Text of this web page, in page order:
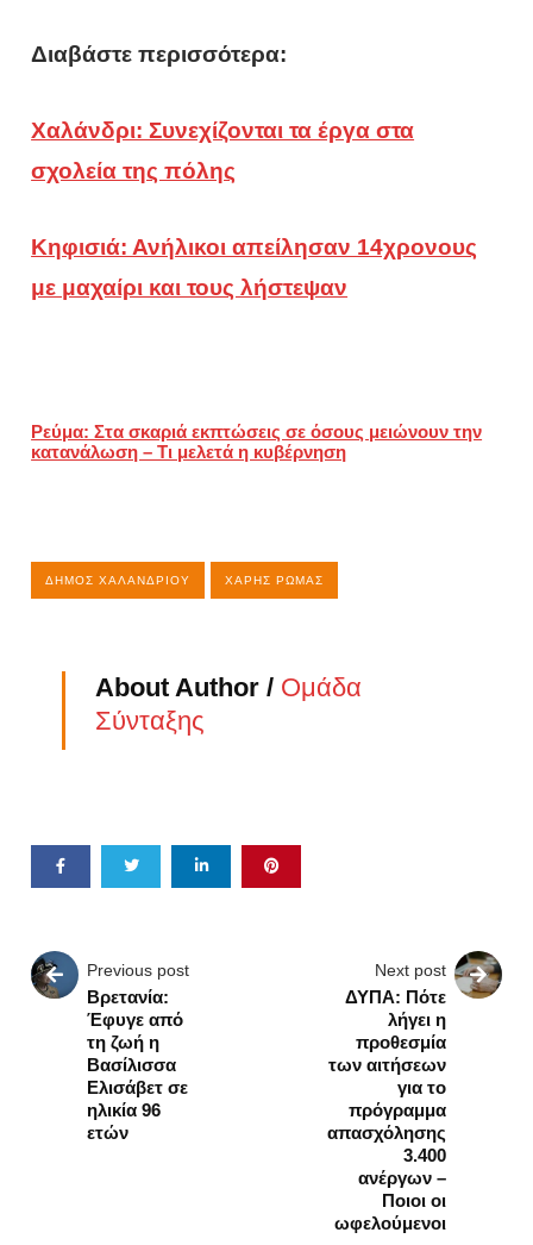
Διαβάστε περισσότερα:
Χαλάνδρι: Συνεχίζονται τα έργα στα
σχολεία της πόλης
Κηφισιά: Ανήλικοι απείλησαν 14χρονους
με μαχαίρι και τους λήστεψαν
Ρεύμα: Στα σκαριά εκπτώσεις σε όσους μειώνουν την
κατανάλωση – Τι μελετά η κυβέρνηση
ΔΉΜΟΣ ΧΑΛΑΝΔΡΊΟΥ ΧΆΡΗΣ ΡΏΜΑΣ
About Author / Ομάδα
Σύνταξης
Previous post
Βρετανία:
Έφυγε από
τη ζωή η
Βασίλισσα
Ελισάβετ σε
ηλικία 96
ετών
Next post
ΔΥΠΑ: Πότε
λήγει η
προθεσμία
των αιτήσεων
για το
πρόγραμμα
απασχόλησης
3.400
ανέργων –
Ποιοι οι
ωφελούμενοι